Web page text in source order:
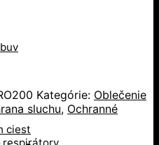
ciest
Kategórie: Oblečenie
sluchu, Ochranné